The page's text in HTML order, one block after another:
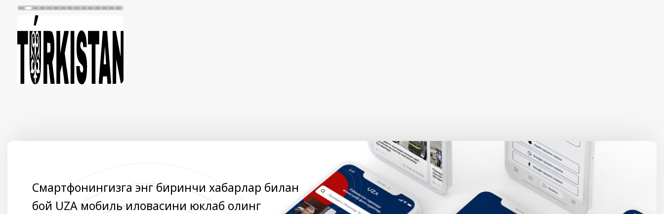
Смартфонингизга энг биринчи хабарлар билан
бой UZA мобиль иловасини юклаб олинг